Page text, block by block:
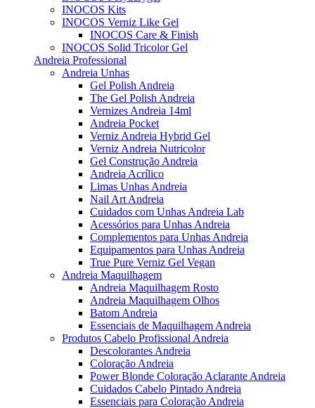
INOCOS Kits
INOCOS Verniz Like Gel
INOCOS Care & Finish
INOCOS Solid Tricolor Gel
Andreia Professional
Andreia Unhas
Gel Polish Andreia
The Gel Polish Andreia
Vernizes Andreia 14ml
Andreia Pocket
Verniz Andreia Hybrid Gel
Verniz Andreia Nutricolor
Gel Construção Andreia
Andreia Acrílico
Limas Unhas Andreia
Nail Art Andreia
Cuidados com Unhas Andreia Lab
Acessórios para Unhas Andreia
Complementos para Unhas Andreia
Equipamentos para Unhas Andreia
True Pure Verniz Gel Vegan
Andreia Maquilhagem
Andreia Maquilhagem Rosto
Andreia Maquilhagem Olhos
Batom Andreia
Essenciais de Maquilhagem Andreia
Produtos Cabelo Profissional Andreia
Descolorantes Andreia
Coloração Andreia
Power Blonde Coloração Aclarante Andreia
Cuidados Cabelo Pintado Andreia
Essenciais para Coloração Andreia